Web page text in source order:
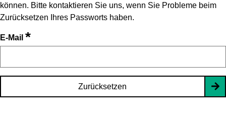
können. Bitte kontaktieren Sie uns, wenn Sie Probleme beim
Zurücksetzen Ihres Passworts haben.
E-Mail *
Zurücksetzen